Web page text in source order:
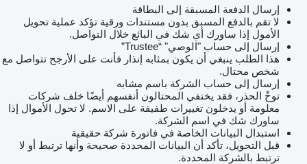
إرسال الدفعة المسبقة إلى البطاقة
لا تقم بالدفع المسبق بدون مستندات ورقية تؤكد عملية تحويل
الأمول إذا ساورك أي شك في البائع خلال التواصل.
إرسال إلى حساب "الوصي" “Trustee”
هذا الطلب ينبغي أن يكون بمثابه إنذار فأنت على الأرجح تتواصل مع
شخص محتال.
إرسال إلى حساب الشركة باسم مشابه
توخّ الحذر، فقد يختفي المحتالون أنفسهم أيضًا خلف شركات
معلومة أو يدخلون تغييرات طفيفة على الاسم. لا تحول الأموال إذا
ساورك شك في اسم الشركة.
استبدال البيانات الخاصة في فاتورة شركة حقيقية
قبل التحويل، تأكد أن البيانات المحددة صحيحة وأنها ترتبط أو لا
ترتبط بالشركة المحددة.